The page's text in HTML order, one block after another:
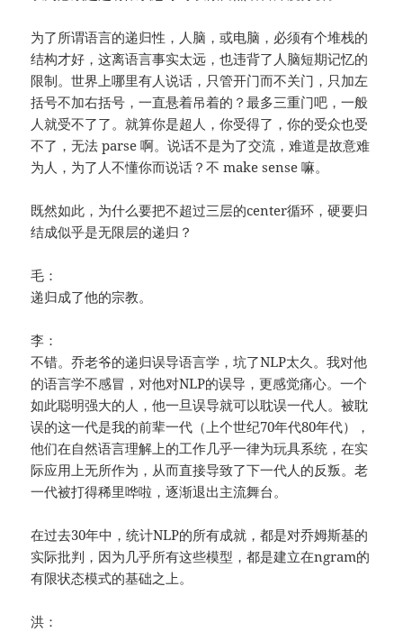
为了所谓语言的递归性，人脑，或电脑，必须有个堆栈的
结构才好，这离语言事实太远，也违背了人脑短期记忆的
限制。世界上哪里有人说话，只管开门而不关门，只加左
括号不加右括号，一直悬着吊着的？最多三重门吧，一般
人就受不了了。就算你是超人，你受得了，你的受众也受
不了，无法 parse 啊。说话不是为了交流，难道是故意难
为人，为了人不懂你而说话？不 make sense 嘛。
既然如此，为什么要把不超过三层的center循环，硬要归
结成似乎是无限层的递归？
毛：
递归成了他的宗教。
李：
不错。乔老爷的递归误导语言学，坑了NLP太久。我对他
的语言学不感冒，对他对NLP的误导，更感觉痛心。一个
如此聪明强大的人，他一旦误导就可以耽误一代人。被耽
误的这一代是我的前辈一代（上个世纪70年代80年代），
他们在自然语言理解上的工作几乎一律为玩具系统，在实
际应用上无所作为，从而直接导致了下一代人的反叛。老
一代被打得稀里哗啦，逐渐退出主流舞台。
在过去30年中，统计NLP的所有成就，都是对乔姆斯基的
实际批判，因为几乎所有这些模型，都是建立在ngram的
有限状态模式的基础之上。
洪：